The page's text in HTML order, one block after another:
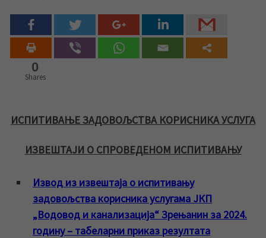
0
Shares
ИСПИТИВАЊЕ ЗАДОВОЉСТВА КОРИСНИКА УСЛУГА
ИЗВЕШТАЈИ О СПРОВЕДЕНОМ ИСПИТИВАЊУ
Извод из извештаја о испитивању
задовољства корисника услугама ЈКП
„Водовод и канализација“ Зрењанин за 2024.
годину – табеларни приказ резултата